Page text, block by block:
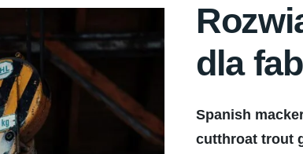
dla
Spanish
cutthroat trout